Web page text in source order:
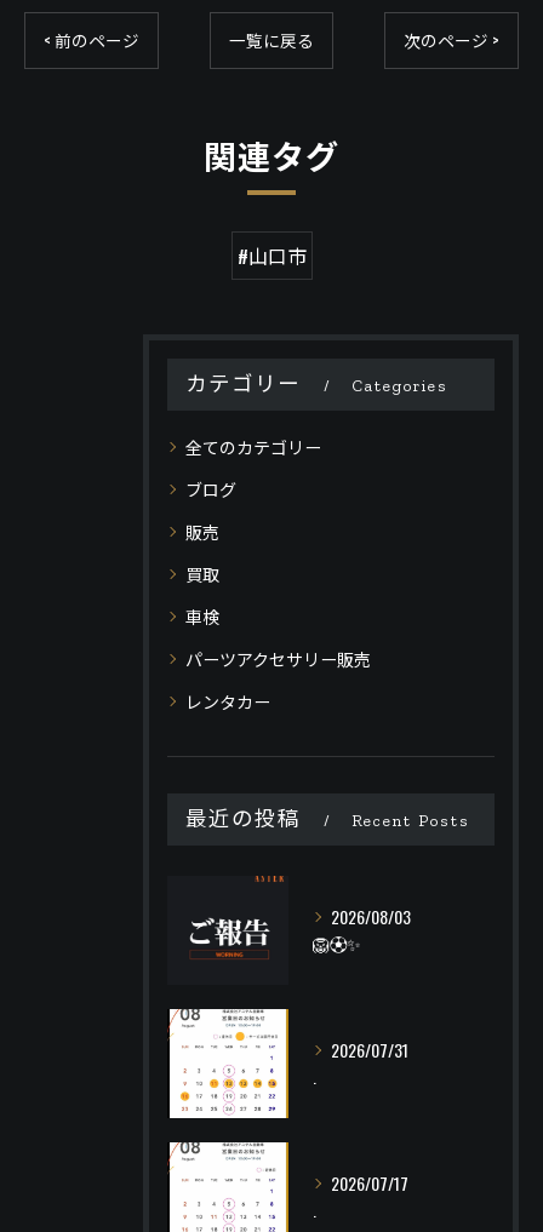
< 前のページ 一覧に戻る 次のページ >
関連タグ
#山口市
カテゴリー Categories
全てのカテゴリー
ブログ
販売
買取
車検
パーツアクセサリー販売
レンタカー
最近の投稿 Recent Posts
2026/08/03
🦁⚽️✨
2026/07/31
2026/07/17